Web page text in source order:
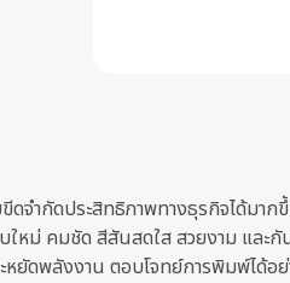
ำกัดประสิทธิภาพทางธุรกิจได้มา
คมชัด สีสันสดใส สวยงาม และกั
หยัดพลังงาน ตอบโจทย์การพิมพ์ได้